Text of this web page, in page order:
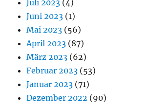
Juli 2023 (4)
Juni 2023 (1)
Mai 2023 (56)
April 2023 (87)
März 2023 (62)
Februar 2023 (53)
Januar 2023 (71)
Dezember 2022 (90)